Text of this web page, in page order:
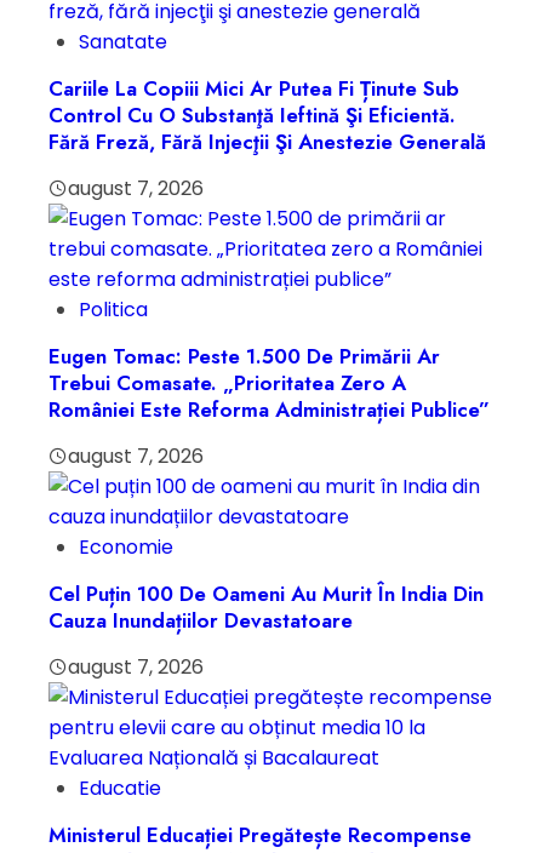
Sanatate
Cariile La Copiii Mici Ar Putea Fi Ținute Sub
Control Cu O Substanţă Ieftină Şi Eficientă.
Fără Freză, Fără Injecţii Şi Anestezie Generală
august 7, 2026
Politica
Eugen Tomac: Peste 1.500 De Primării Ar
Trebui Comasate. „Prioritatea Zero A
României Este Reforma Administrației Publice”
august 7, 2026
Economie
Cel Puțin 100 De Oameni Au Murit În India Din
Cauza Inundațiilor Devastatoare
august 7, 2026
Educatie
Ministerul Educației Pregătește Recompense